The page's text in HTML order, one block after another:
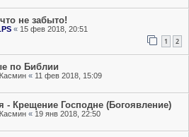
не забыто!
« 15 фев 2018, 20:51
1 2
по Библии
« 11 фев 2018, 15:09
- Крещение Господне (Богоявление)
« 19 янв 2018, 22:50